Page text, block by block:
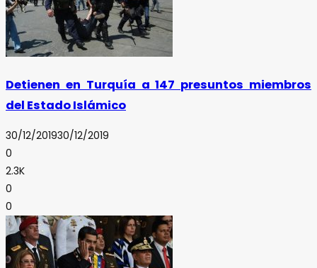
Detienen en Turquía a 147 presuntos miembros
del Estado Islámico
30/12/201930/12/2019
0
2.3K
0
0